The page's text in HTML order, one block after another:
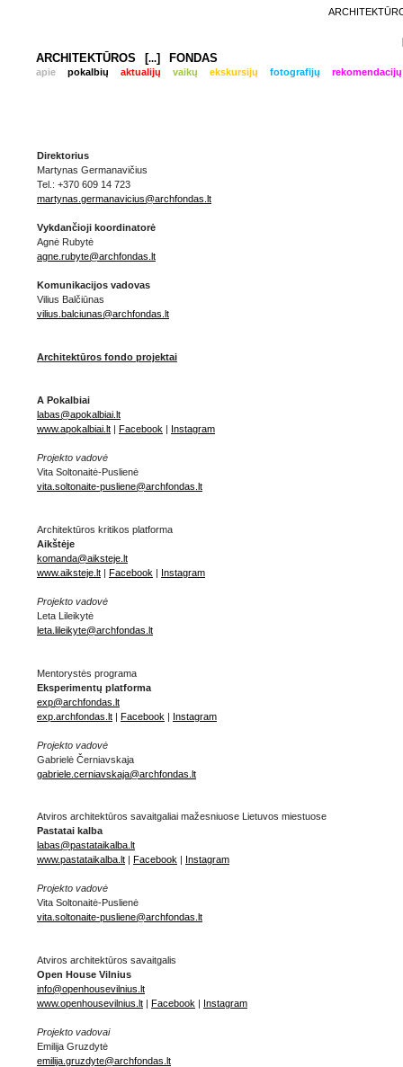
ARCHITEKTŪROS
[...] FONDAS
apie pokalbių aktualijų vaikų ekskursijų fotografijų rekomendacijų
Direktorius
Martynas Germanavičius
Tel.: +370 609 14 723
martynas.germanavicius@archfondas.lt
Vykdančioji koordinatorė
Agnė Rubytė
agne.rubyte@archfondas.lt
Komunikacijos vadovas
Vilius Balčiūnas
vilius.balciunas@archfondas.lt
Architektūros fondo projektai
A Pokalbiai
labas@apokalbiai.lt
www.apokalbiai.lt | Facebook | Instagram
Projekto vadovė
Vita Soltonaitė-Puslienė
vita.soltonaite-pusliene@archfondas.lt
Architektūros kritikos platforma
Aikštėje
komanda@aiksteje.lt
www.aiksteje.lt | Facebook | Instagram
Projekto vadovė
Leta Lileikytė
leta.lileikyte@archfondas.lt
Mentorystės programa
Eksperimentų platforma
exp@archfondas.lt
exp.archfondas.lt | Facebook | Instagram
Projekto vadovė
Gabrielė Černiavskaja
gabriele.cerniavskaja@archfondas.lt
Atviros architektūros savaitgaliai mažesniuose Lietuvos miestuose
Pastatai kalba
labas@pastataikalba.lt
www.pastataikalba.lt | Facebook | Instagram
Projekto vadovė
Vita Soltonaitė-Puslienė
vita.soltonaite-pusliene@archfondas.lt
Atviros architektūros savaitgalis
Open House Vilnius
info@openhousevilnius.lt
www.openhousevilnius.lt | Facebook | Instagram
Projekto vadovai
Emilija Gruzdytė
emilija.gruzdyte@archfondas.lt